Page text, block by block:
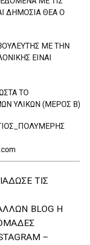
ΔΗΜΟΣΙΑ ΘΕΑ Ο
ΜΕ ΤΗΝ
ΕΙΝΑΙ
ΤΟ
ΥΛΙΚΩΝ (ΜΕΡΟΣ Β)
ΤΙΣ
BLOG H
–